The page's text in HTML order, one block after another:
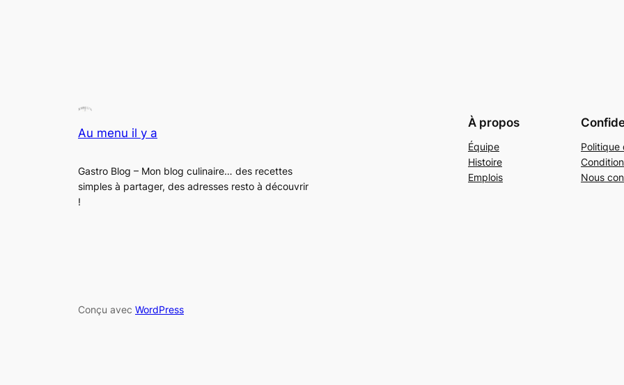
Au menu il y a
Gastro Blog – Mon blog culinaire… des recettes
simples à partager, des adresses resto à découvrir
!
À propos
Équipe
Histoire
Emplois
Politique
Nous
Conçu avec WordPress